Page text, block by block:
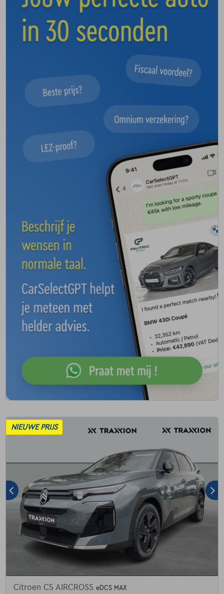
NIEUWE PRIJS
Citroen C5 AIRCROSS eDCS MAX